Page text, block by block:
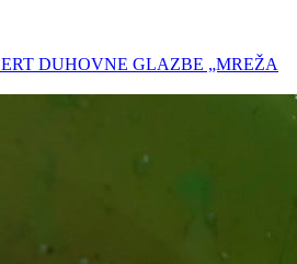
DUHOVNE GLAZBE „MREŽA